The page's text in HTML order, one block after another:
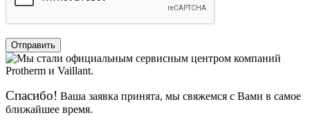
Отправить
Спасибо! Ваша заявка принята, мы свяжемся с Вами в самое
ближайшее время.